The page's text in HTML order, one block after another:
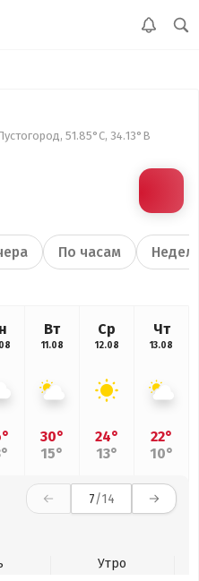
51.85°С, 34.13°В
По часам
Вт
11.08
30°
15°
Ср
12.08
24°
13°
Чт
13.08
22°
10°
7/14
Утро